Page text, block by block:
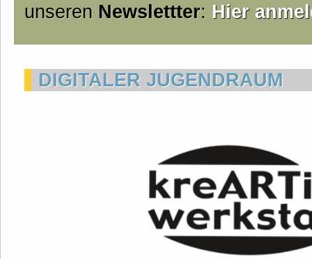
unseren Newslettter: Hier
DIGITALER JUGENDRAUM